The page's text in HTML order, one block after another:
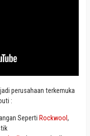
perusahaan terkemuka
:
Seperti Rockwool ,